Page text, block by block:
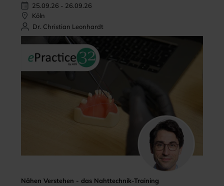
25.09.26 - 26.09.26
Köln
Dr. Christian Leonhardt
Nähen Verstehen - das Nahttechnik-Training